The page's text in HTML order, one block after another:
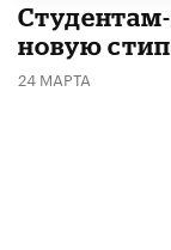
новую
24 МАРТА